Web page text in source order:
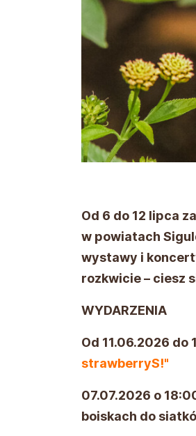
Od 6 do 12 lipca
w powiatach
wystawy i
rozkwicie – ciesz
WYDARZENIA
Od 11.06.2026 do
strawberryS!"
07.07.2026 o
boiskach do